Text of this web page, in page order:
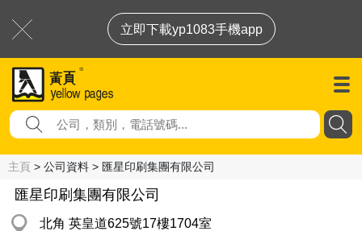
立即下載yp1083手機app
主頁 > 公司資料 > 匯星印刷集團有限公司
匯星印刷集團有限公司
北角 英皇道625號17樓1704室